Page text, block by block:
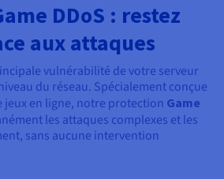
DDoS : restez
aux attaques
vulnérabilité de votre serveur
du réseau. Spécialement conçue
en ligne, notre protection Game
les attaques complexes et les
sans aucune intervention